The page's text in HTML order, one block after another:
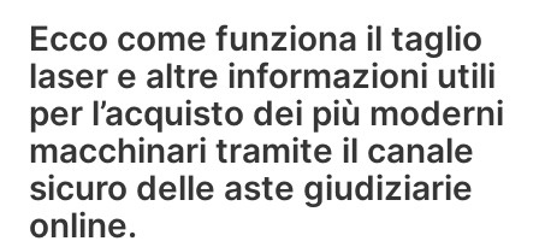
Ecco come funziona il taglio
laser e altre informazioni utili
per l’acquisto dei più moderni
macchinari tramite il canale
sicuro delle aste giudiziarie
online.